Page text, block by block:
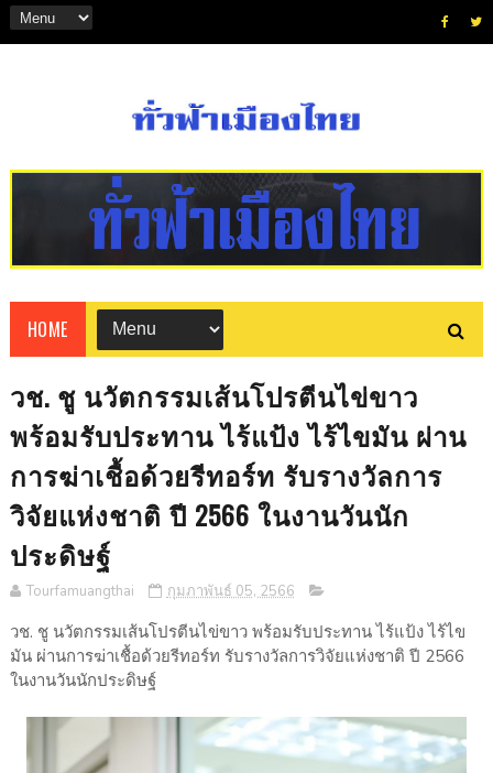
HOME
วช. ชู นวัตกรรมเส้นโปรตีนไข่ขาว
พร้อมรับประทาน ไร้แป้ง ไร้ไขมัน ผ่าน
การฆ่าเชื้อด้วยรีทอร์ท รับรางวัลการ
วิจัยแห่งชาติ ปี 2566 ในงานวันนัก
ประดิษฐ์
Tourfamuangthai กุมภาพันธ์ 05, 2566
วช. ชู นวัตกรรมเส้นโปรตีนไข่ขาว พร้อมรับประทาน ไร้แป้ง ไร้ไข
มัน ผ่านการฆ่าเชื้อด้วยรีทอร์ท รับรางวัลการวิจัยแห่งชาติ ปี 2566
ในงานวันนักประดิษฐ์